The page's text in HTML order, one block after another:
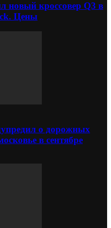
новый кроссовер Q3 в
Цены
о дорожных
в сентябре